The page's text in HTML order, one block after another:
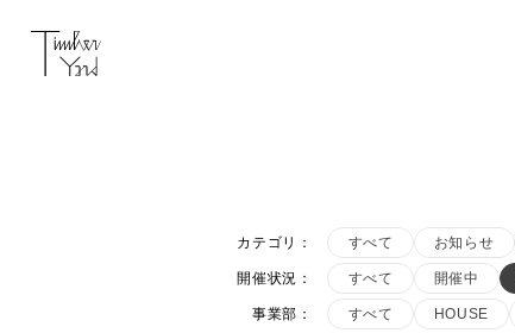
カテゴリ ： すべて お知らせ
開催状況 ： すべて 開催中
事業部 ： すべて HOUSE